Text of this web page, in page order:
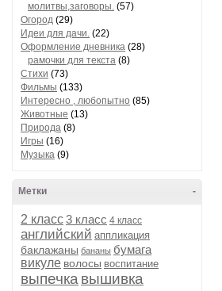
молитвы,заговоры. (57)
Огород (29)
Идеи для дачи. (22)
Оформление дневника (28)
рамочки для текста (8)
Стихи (73)
Фильмы (133)
Интересно , любопытно (85)
Животные (13)
Природа (8)
Игры (16)
Музыка (9)
-
Метки
2 класс3 класс 4 класс
английский аппликация
баклажаны бананы бумага
викуле волосы воспитание
выпечка вышивка